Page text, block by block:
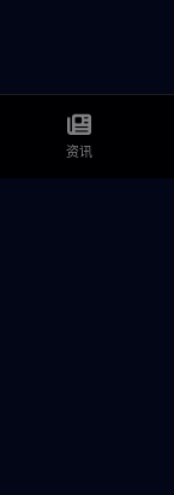
资讯